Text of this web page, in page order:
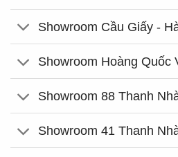
Showroom Cầu Giấy -
Showroom Hoàng Quốc
Showroom 88 Thanh
Showroom 41 Thanh